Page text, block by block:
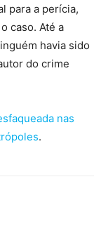
para a perícia,
caso. Até a
havia sido
do crime
nas
.